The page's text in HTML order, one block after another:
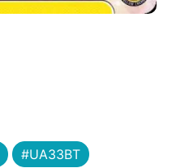
#UA33BT